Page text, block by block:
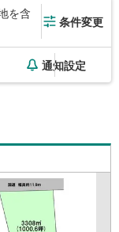
を含
条件変更
通知設定